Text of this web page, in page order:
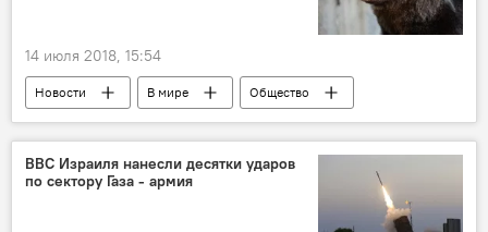
14 июля 2018, 15:54
Новости В мире
Общество
автомобиль
животные медведь
ВВС Израиля нанесли десятки ударов
по сектору Газа - армия